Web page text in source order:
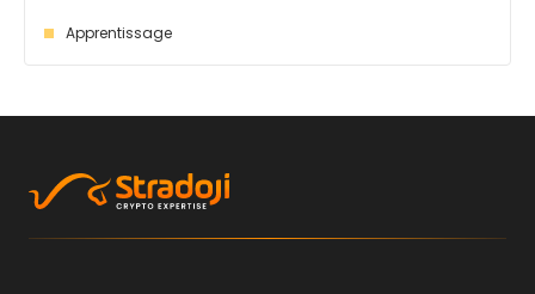
Apprentissage